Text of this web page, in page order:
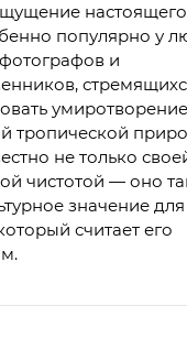
настоящего
популярно у
и
тропической
не только
чистотой — оно
значение
считает его